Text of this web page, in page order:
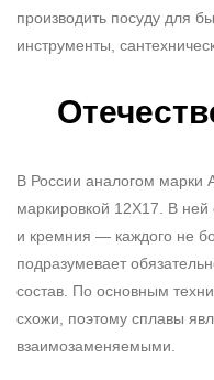
производить посуду для
инструменты,
В России аналогом марки
маркировкой 12Х17. В
и кремния — каждого не
подразумевает
состав. По основным
схожи, поэтому сплавы
взаимозаменяемыми.